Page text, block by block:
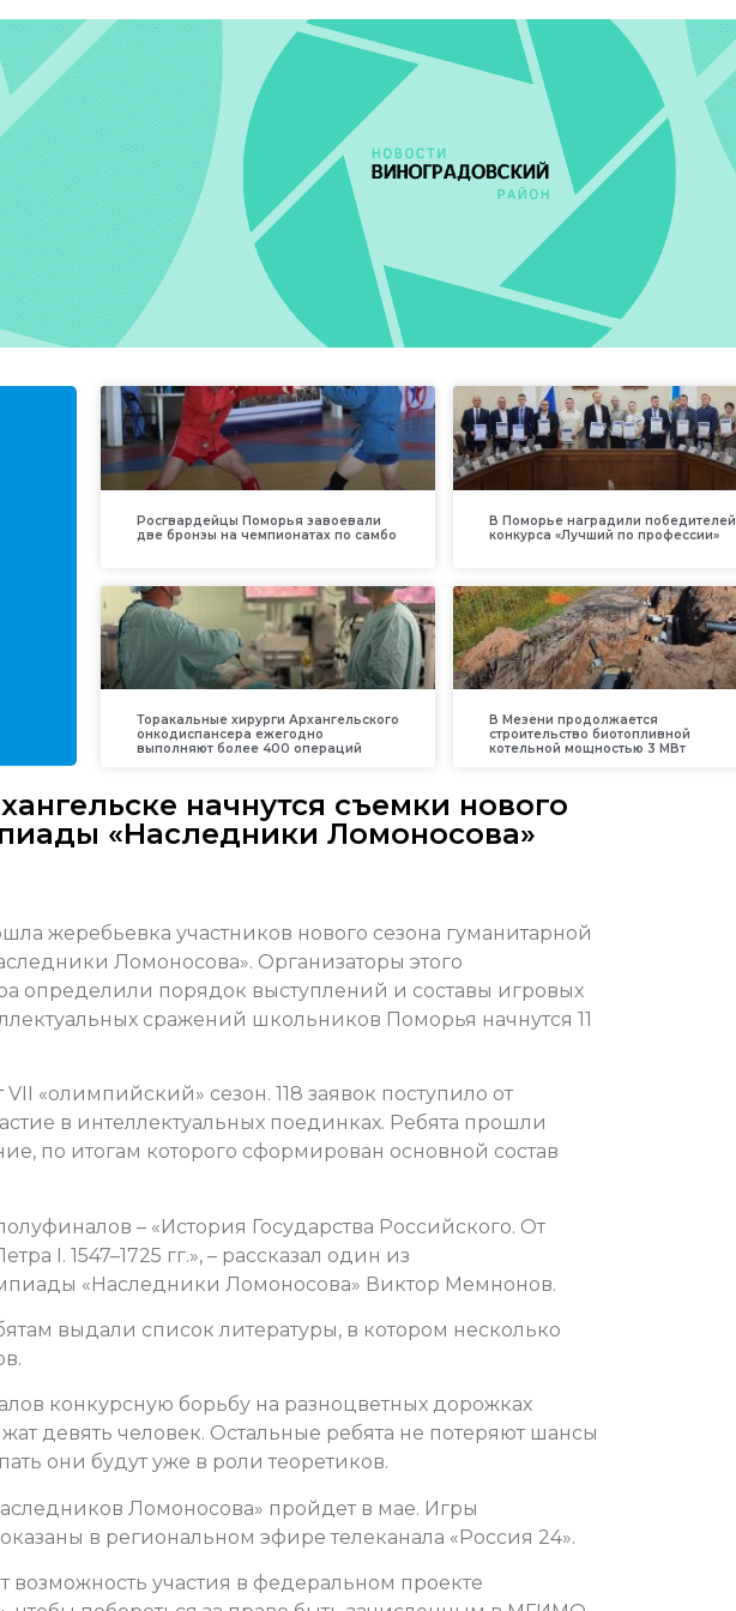
Росгвардейцы Поморья завоевали
две бронзы на чемпионатах по самбо
В Поморье наградили победителей
конкурса «Лучший по профессии»
Торакальные хирурги Архангельского
онкодиспансера ежегодно
выполняют более 400 операций
В Мезени продолжается
строительство биотопливной
котельной мощностью 3 МВт
начнутся съемки нового
«Наследники Ломоносова»
жеребьевка участников нового сезона гуманитарной
Ломоносова». Организаторы этого
определили порядок выступлений и составы игровых
сражений школьников Поморья начнутся 11
VII «олимпийский» сезон. 118 заявок поступило от
в интеллектуальных поединках. Ребята прошли
по итогам которого сформирован основной состав
– «История Государства Российского. От
I. 1547–1725 гг.», – рассказал один из
«Наследники Ломоносова» Виктор Мемнонов.
выдали список литературы, в котором несколько
конкурсную борьбу на разноцветных дорожках
девять человек. Остальные ребята не потеряют шансы
они будут уже в роли теоретиков.
Ломоносова» пройдет в мае. Игры
в региональном эфире телеканала «Россия 24».
возможность участия в федеральном проекте